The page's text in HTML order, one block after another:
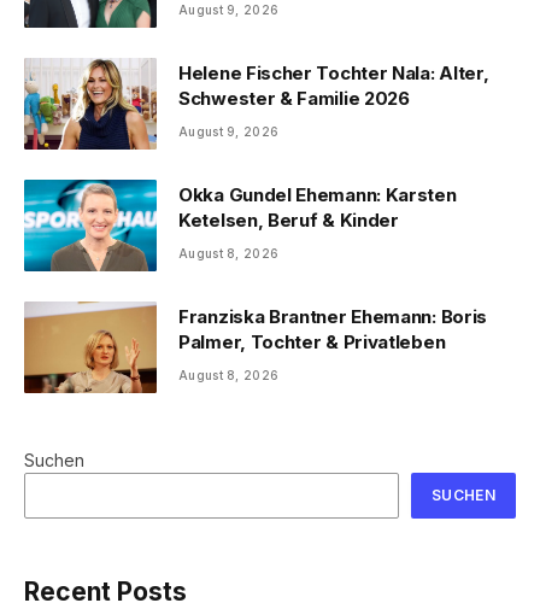
August 9, 2026
Helene Fischer Tochter Nala: Alter,
Schwester & Familie 2026
August 9, 2026
Okka Gundel Ehemann: Karsten
Ketelsen, Beruf & Kinder
August 8, 2026
Franziska Brantner Ehemann: Boris
Palmer, Tochter & Privatleben
August 8, 2026
Suchen
SUCHEN
Recent Posts